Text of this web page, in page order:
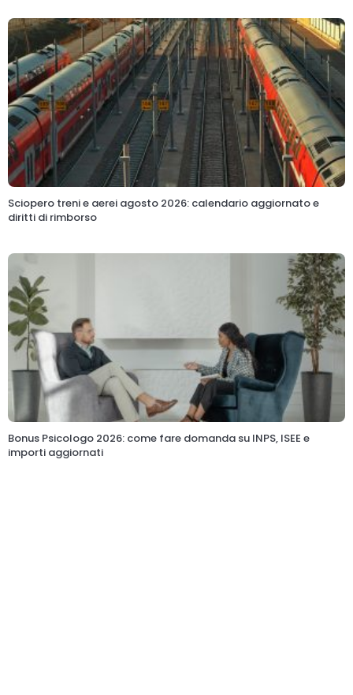
Sciopero treni e aerei agosto 2026: calendario aggiornato e
diritti di rimborso
Bonus Psicologo 2026: come fare domanda su INPS, ISEE e
importi aggiornati